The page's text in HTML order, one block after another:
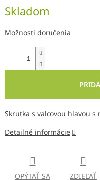
cena:
Skladom
Možnosti doručenia
Skrutka s valcovou hlavou s
Detailné informácie
OPÝTAŤ SA ZDIEĽAŤ